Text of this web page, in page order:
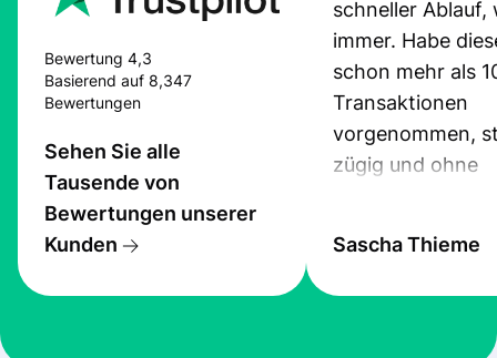
Bewertung 4,3
Basierend auf 8,347
Bewertungen
Sehen Sie alle
Tausende von
Bewertungen unserer
Kunden
schneller Ablauf,
immer. Habe
schon mehr als
Transaktionen
vorgenommen,
zügig und ohne
Sascha Thieme